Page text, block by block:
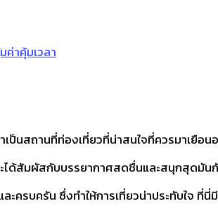
าคุ้มเวลา
นสถานที่ท่องเที่ยวที่น่าสนใจที่ควรมาเยือ
ด้สัมผัสกับบรรยากาศสดชื่นและสนุกสุดมัน
รบครัน ซึ่งทำให้การเที่ยวน่าประทับใจ ที่นี่